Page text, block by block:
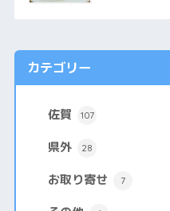
カテゴリー
佐賀 107
県外 28
お取り寄せ 7